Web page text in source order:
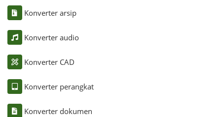
Konverter arsip
Konverter audio
Konverter CAD
Konverter perangkat
Konverter dokumen